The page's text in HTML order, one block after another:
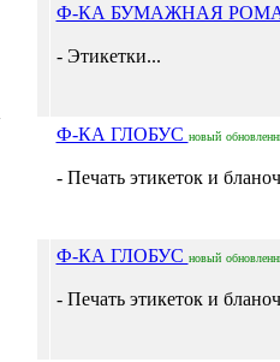
Ф-КА БУМАЖНАЯ
- Этикетки...
Ф-КА ГЛОБУС новый
- Печать этикеток и
Ф-КА ГЛОБУС новый
- Печать этикеток и